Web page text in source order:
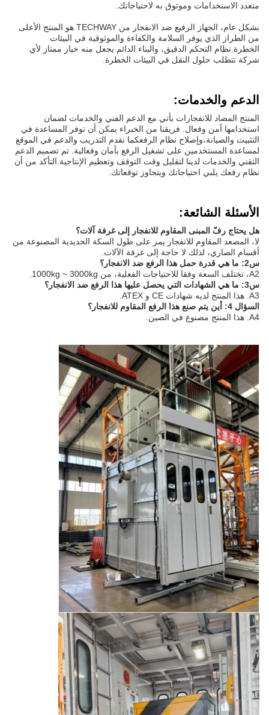
متعدد الاستخدامات وموثوق به لاحتياجاتك.
بشكل عام، الجهاز الرفيع ضد الانفجار من TECHWAY هو المنتج الأعلى
من الطراز الذي يوفر السلامة والكفاءة والموثوقية في البيئات
الخطرة.نظام التحكم الدقيق، والبناء الدائم يجعل منه خيار ممتاز لأي
شركة تتطلب حلول النقل في البيئات الخطرة.
الدعم والخدمات:
المنتج المضاد للانفجارات يأتي مع الدعم الفني والخدمات لضمان
استخدامها آمن وفعال. فريقنا من الخبراء يمكن أن توفر المساعدة في
التثبيت والصيانة،وإصلاح نظام الرفعكما نقدم التدريب والدعم في الموقع
لمساعدة المستخدمين على تشغيل الرفع بأمان وفعالية. تم تصميم الدعم
التقني والخدمات لدينا لتقليل وقت التوقف وتعظيم الإنتاجية.التأكد من أن
نظام رفعك يلبي احتياجاتك ويتجاوز توقعاتك.
الأسئلة الشائعة:
هل يحتاج رفّ المبنى المقاوم للانفجار إلى غرفة آلات؟
لا، المصعد المقاوم للانفجار يمر على طول السكة الحديدية المصنوعة من
أقسام الصاري، لذلك لا حاجة إلى غرفة الآلات.
س2: ما هي قدرة حمل هذا الرفع ضد الانفجار؟
A2، تختلف السعة وفقا للاحتياجات الفعلية، من 1000kg ~ 3000kg.
س3: ما هي الشهادات التي يحصل عليها هذا الرفع ضد الانفجار؟
A3. هذا المنتج لديه شهادات CE و ATEX.
السؤال 4: أين يتم صنع هذا الرفع المقاوم للانفجار؟
A4. هذا المنتج مصنوع في الصين.